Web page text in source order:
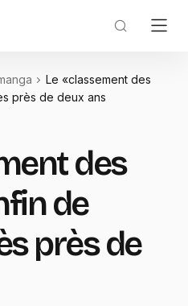
Le «classement des
près de deux ans
des
de
près de